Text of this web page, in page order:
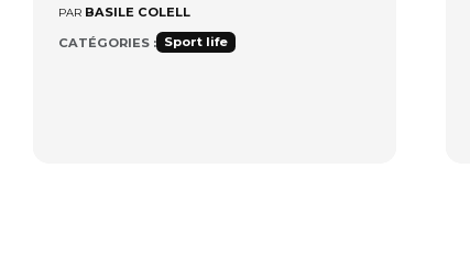
PAR BASILE COLELL
CATÉGORIES : Sport life